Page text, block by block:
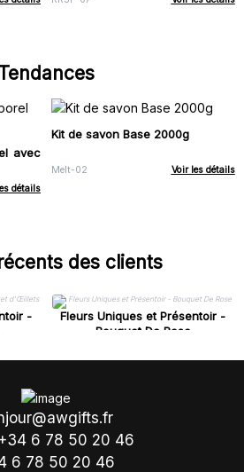
avec
détails
Kit de savon Base 2000g
Melt-02 Voir les détails
des clients
-
Fleurs Uniques et Présentoir -
Bouquet De Rose
6 78 50 20 46
6 78 50 20 46